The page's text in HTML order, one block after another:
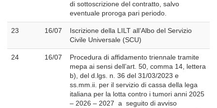
di sottoscrizione del contratto, salvo
eventuale proroga pari periodo.
23 16/07
Iscrizione della LILT all’Albo del Servizio
Civile Universale (SCU)
24 16/07
Procedura di affidamento triennale tramite
mepa ai sensi dell’art. 50, comma 14, lettera
b), del d.lgs. n. 36 del 31/03/2023 e
ss.mm.ii. per il servizio di cassa della lega
italiana per la lotta contro i tumori anni 2025
– 2026 – 2027 a seguito di avviso